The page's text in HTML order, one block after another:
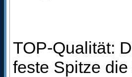
TOP-Qualität:
feste Spitze